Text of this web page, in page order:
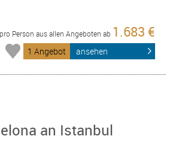
Person aus allen Angeboten ab 1.683 €
1 Angebot ansehen
an Istanbul